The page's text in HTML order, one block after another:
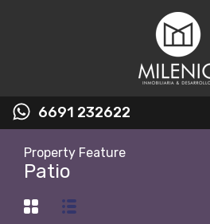
6691 232622
Property Feature
Patio